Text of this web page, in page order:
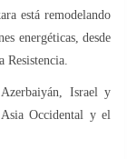
está remodelando
energéticas, desde
Israel y
Occidental y el